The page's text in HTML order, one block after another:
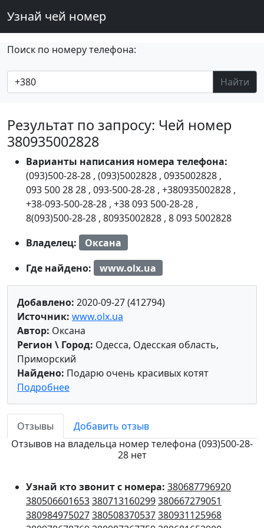
Узнай чей номер
Поиск по номеру телефона:
Найти
Результат по запросу: Чей номер
380935002828
Варианты написания номера телефона:
(093)500-28-28 , (093)5002828 , 0935002828 ,
093 500 28 28 , 093-500-28-28 , +380935002828 ,
+38-093-500-28-28 , +38 093 500-28-28 ,
8(093)500-28-28 , 80935002828 , 8 093 5002828
Владелец:
Оксана
Где найдено:
www.olx.ua
Добавлено: 2020-09-27 (412794)
Источник: www.olx.ua
Автор: Оксана
Регион \ Город: Одесса, Одесская область,
Приморский
Найдено: Подарю очень красивых котят
Подробнее
Отзывы
Добавить отзыв
Отзывов на владельца номер телефона (093)500-28-
28 нет
Узнай кто звонит с номера: 380687796920
380506601653380713160299380667279051
380984975027380508370537380931125968